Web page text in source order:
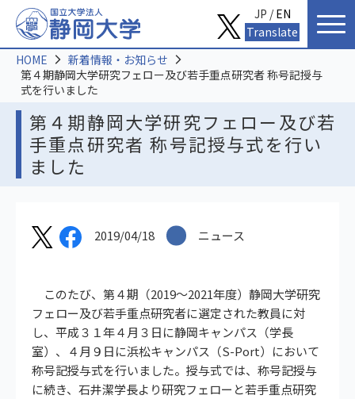
第４期静岡大学研究フェロー及び若
手重点研究者 称号記授与式を行い
ました
HOME
新着情報・お知らせ
第４期静岡大学研究フェロー及び若手重点研究者 称号記授与
式を行いました
2019/04/18 ニュース
このたび、第４期（2019～2021年度）静岡大学研究
フェロー及び若手重点研究者に選定された教員に対
し、平成３１年４月３日に静岡キャンパス（学長
室）、４月９日に浜松キャンパス（S-Port）において
称号記授与式を行いました。授与式では、称号記授与
に続き、石井潔学長より研究フェローと若手重点研究
JP /EN
Translate